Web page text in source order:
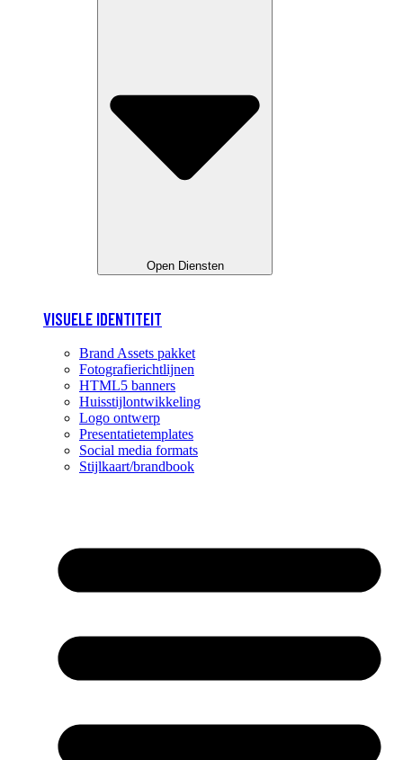
Open Diensten
VISUELE IDENTITEIT
Brand Assets pakket
Fotografierichtlijnen
HTML5 banners
Huisstijlontwikkeling
Logo ontwerp
Presentatietemplates
Social media formats
Stijlkaart/brandbook